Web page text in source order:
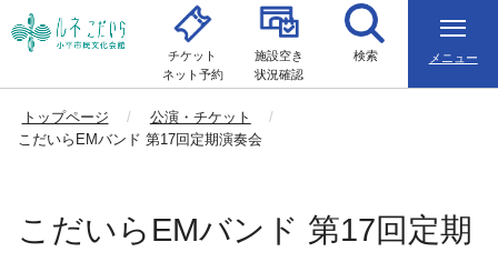
メニュー
チケット
ネット予約
施設空き
状況確認
検索
トップページ
公演・チケット
こだいらEMバンド 第17回定期演奏会
こだいらEMバンド 第17回定期